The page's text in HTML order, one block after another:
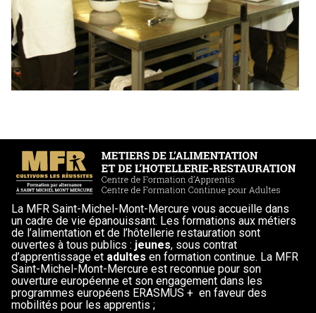
La MFR Saint-Michel-Mont-Mercure vous accueille dans
un cadre de vie épanouissant. Les formations aux métiers
de l’alimentation et de l’hôtellerie restauration sont
ouvertes à tous publics : jeunes, sous contrat
d’apprentissage et adultes en formation continue. La MFR
Saint-Michel-Mont-Mercure est reconnue pour son
ouverture européenne et son engagement dans les
programmes européens ERASMUS + en faveur des
mobilités pour les apprentis ;